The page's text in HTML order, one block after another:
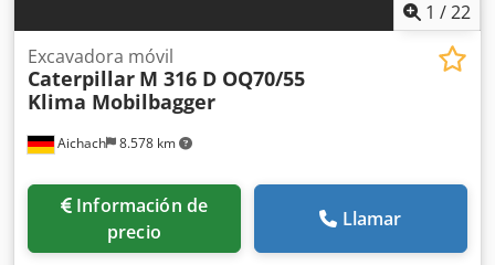
1 /22
Aichach 8.578 km
Excavadora móvil
Caterpillar M 316 D OQ70/55
Klima Mobilbagger
Información de
precio
Llamar